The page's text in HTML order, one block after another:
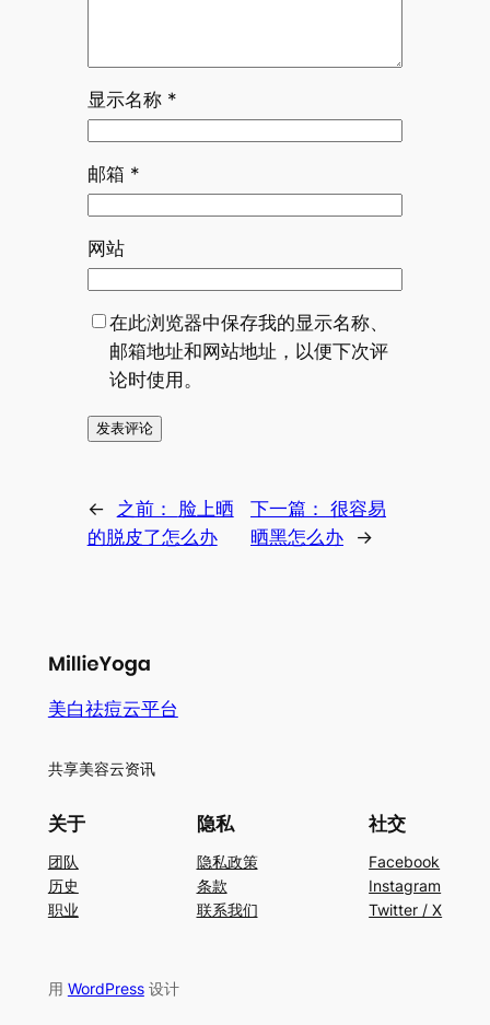
显示名称 *
邮箱 *
网站
在此浏览器中保存我的显示名称、
邮箱地址和网站地址，以便下次评
论时使用。
← 之前： 脸上晒
的脱皮了怎么办
下一篇：
很容易
晒黑怎么办
→
美白祛痘云平台
共享美容云资讯
关于
团队
历史
职业
隐私
隐私政策
条款
联系我们
社交
Facebook
Instagram
Twitter / X
用 WordPress设计